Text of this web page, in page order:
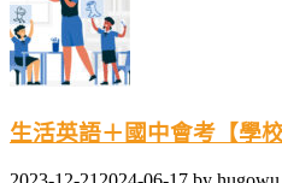
生活英語＋國中會考【學